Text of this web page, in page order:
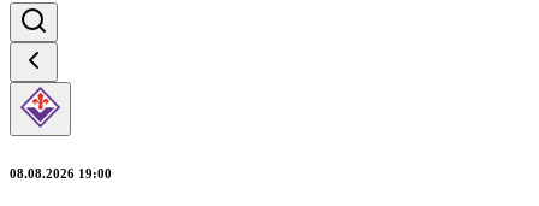
08.08.2026 19:00